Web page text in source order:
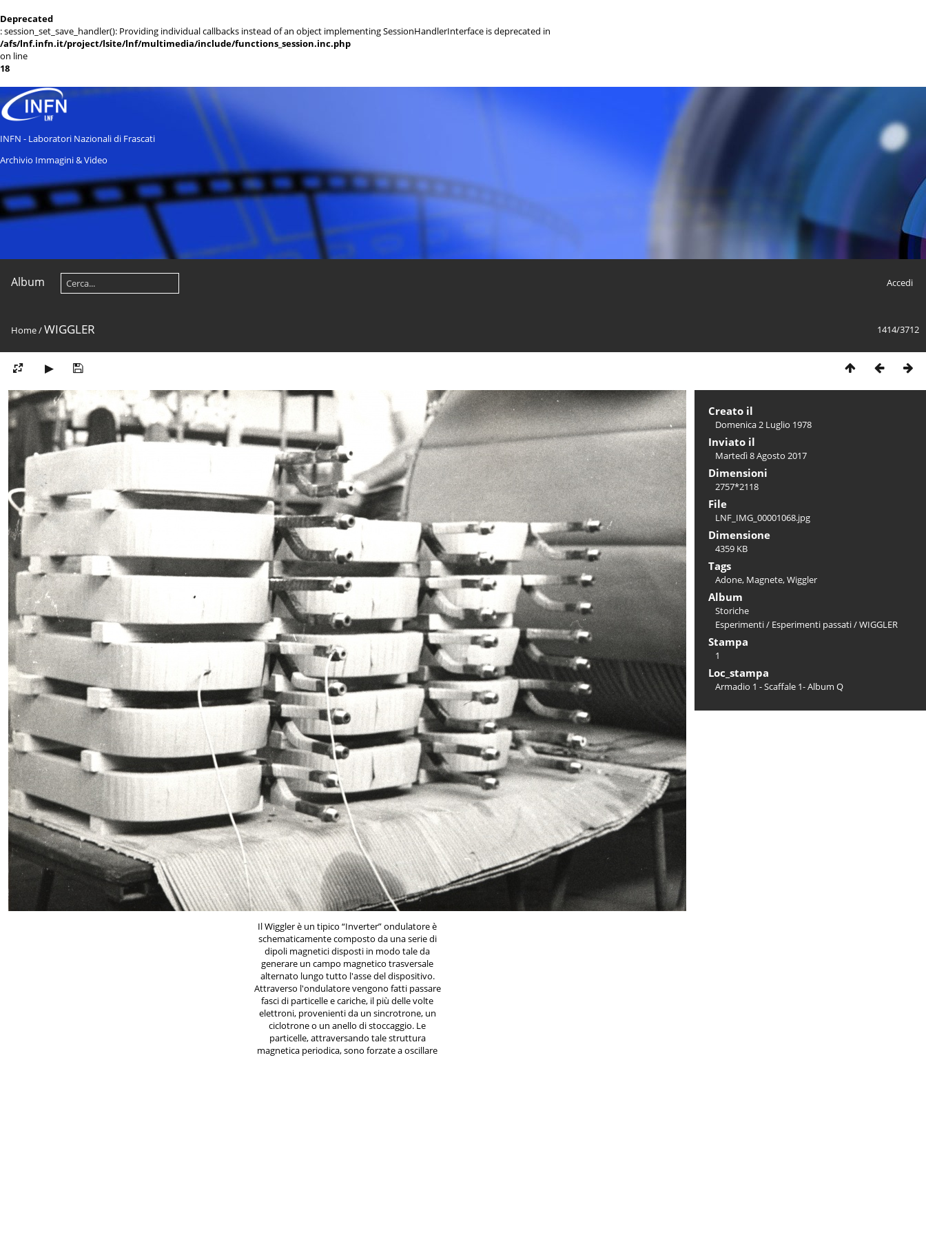
Deprecated
: session_set_save_handler(): Providing individual callbacks instead of an object implementing SessionHandlerInterface is deprecated in
/afs/lnf.infn.it/project/lsite/lnf/multimedia/include/functions_session.inc.php
on line
18
INFN - Laboratori Nazionali di Frascati
Archivio Immagini & Video
Album Accedi
1414/3712
Home/WIGGLER
Il Wiggler è un tipico “Inverter” ondulatore è
schematicamente composto da una serie di
dipoli magnetici disposti in modo tale da
generare un campo magnetico trasversale
alternato lungo tutto l'asse del dispositivo.
Attraverso l'ondulatore vengono fatti passare
fasci di particelle e cariche, il più delle volte
elettroni, provenienti da un sincrotrone, un
ciclotrone o un anello di stoccaggio. Le
particelle, attraversando tale struttura
magnetica periodica, sono forzate a oscillare
Creato il
Domenica 2 Luglio 1978
Inviato il
Martedì 8 Agosto 2017
Dimensioni
2757*2118
File
LNF_IMG_00001068.jpg
Dimensione
4359 KB
Tags
Adone, Magnete,Wiggler
Album
Storiche
Esperimenti/ Esperimenti passati/WIGGLER
Stampa
1
Loc_stampa
Armadio 1 - Scaffale 1- Album Q